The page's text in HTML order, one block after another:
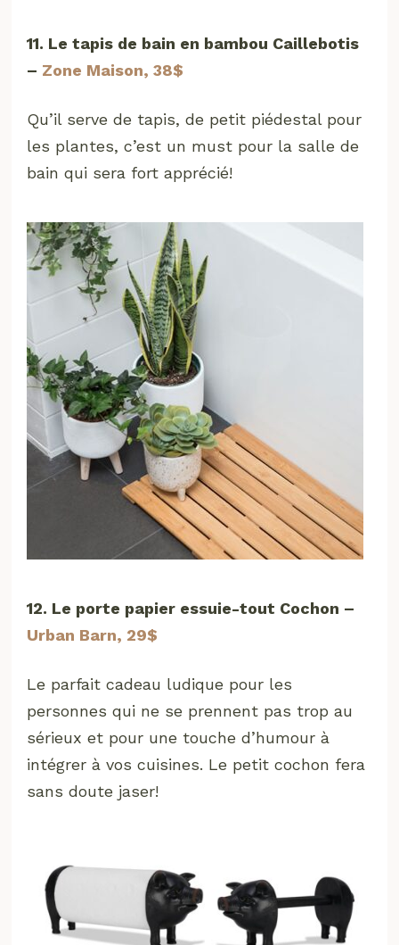
11. Le tapis de bain en bambou Caillebotis
– Zone Maison, 38$
Qu’il serve de tapis, de petit piédestal pour
les plantes, c’est un must pour la salle de
bain qui sera fort apprécié!
12. Le porte papier essuie-tout Cochon –
Urban Barn, 29$
Le parfait cadeau ludique pour les
personnes qui ne se prennent pas trop au
sérieux et pour une touche d’humour à
intégrer à vos cuisines. Le petit cochon fera
sans doute jaser!